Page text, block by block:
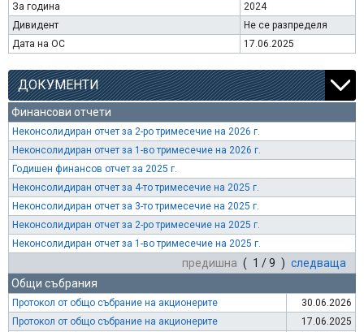
За година
2024
Дивидент
Не се разпределя
Дата на ОС
17.06.2025
ДОКУМЕНТИ
Финансови отчети
Неконсолидиран отчет за 2-ро тримесечие на 2026 г.
Неконсолидиран отчет за 1-во тримесечие на 2026 г.
Годишен финансов отчет за 2025 г.
Неконсолидиран отчет за 4-то тримесечие на 2025 г.
Неконсолидиран отчет за 3-то тримесечие на 2025 г.
Неконсолидиран отчет за 2-ро тримесечие на 2025 г.
Неконсолидиран отчет за 1-во тримесечие на 2025 г.
предишна ( 1 / 9 ) следваща
Общи събрания
Протокол от общо събрание на акционерите
30.06.2026
Протокол от общо събрание на акционерите
17.06.2025